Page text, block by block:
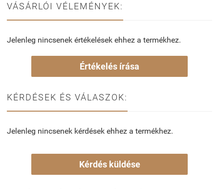
VÁSÁRLÓI VÉLEMÉNYEK:
Jelenleg nincsenek értékelések ehhez a termékhez.
Értékelés írása
KÉRDÉSEK ÉS VÁLASZOK:
Jelenleg nincsenek kérdések ehhez a termékhez.
Kérdés küldése